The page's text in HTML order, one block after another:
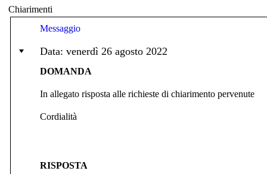
Chiarimenti
Messaggio
Data: venerdì 26 agosto 2022
DOMANDA
In allegato risposta alle richieste di chiarimento pervenute
Cordialità
RISPOSTA